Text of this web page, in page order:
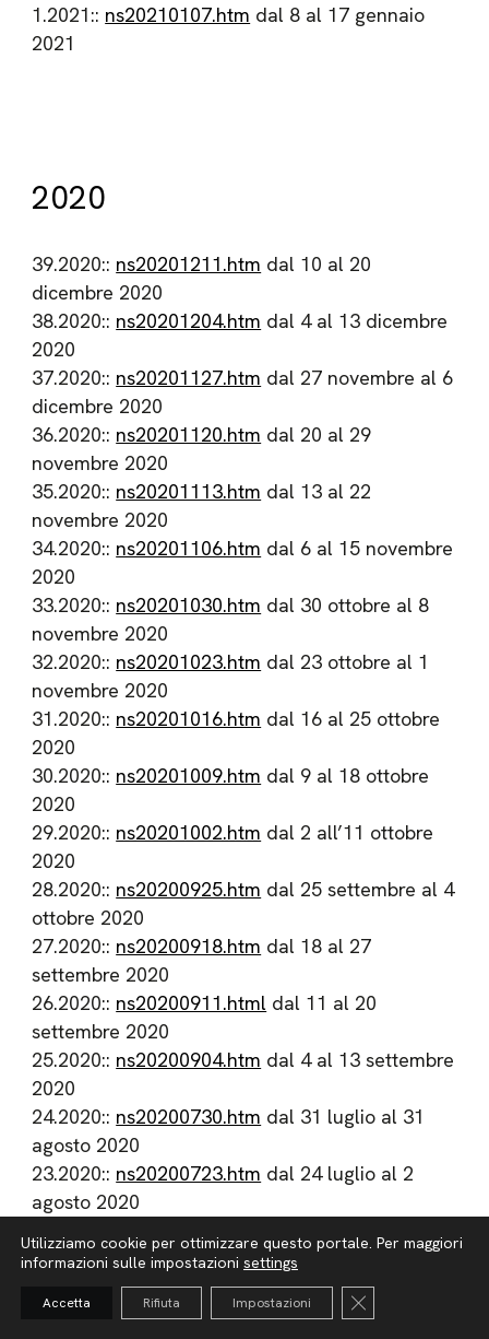
1.2021:: ns20210107.htm dal 8 al 17 gennaio
2021
2020
39.2020:: ns20201211.htm dal 10 al 20
dicembre 2020
38.2020:: ns20201204.htm dal 4 al 13 dicembre
2020
37.2020:: ns20201127.htm dal 27 novembre al 6
dicembre 2020
36.2020:: ns20201120.htm dal 20 al 29
novembre 2020
35.2020:: ns20201113.htm dal 13 al 22
novembre 2020
34.2020:: ns20201106.htm dal 6 al 15 novembre
2020
33.2020:: ns20201030.htm dal 30 ottobre al 8
novembre 2020
32.2020:: ns20201023.htm dal 23 ottobre al 1
novembre 2020
31.2020:: ns20201016.htm dal 16 al 25 ottobre
2020
30.2020:: ns20201009.htm dal 9 al 18 ottobre
2020
29.2020:: ns20201002.htm dal 2 all’11 ottobre
2020
28.2020:: ns20200925.htm dal 25 settembre al 4
ottobre 2020
27.2020:: ns20200918.htm dal 18 al 27
settembre 2020
26.2020:: ns20200911.html dal 11 al 20
settembre 2020
25.2020:: ns20200904.htm dal 4 al 13 settembre
2020
24.2020:: ns20200730.htm dal 31 luglio al 31
agosto 2020
23.2020:: ns20200723.htm dal 24 luglio al 2
agosto 2020
2020
ns20200710.htmdal 10 al 19 luglio
2020
Utilizziamo cookie per ottimizzare questo portale. Per maggiori
informazioni sulle impostazioni settings
Accetta Rifiuta Impostazioni Close GDPR